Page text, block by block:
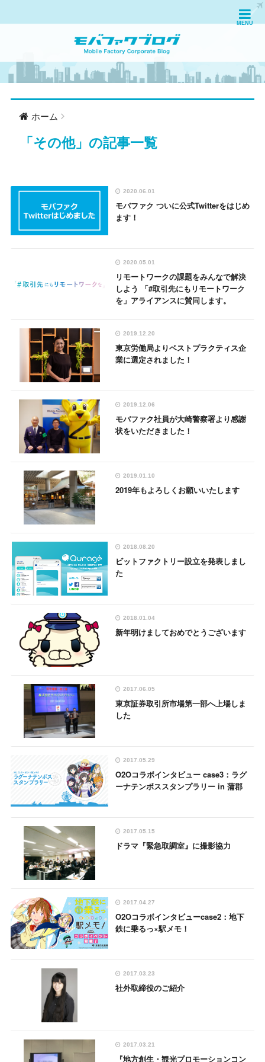
ホーム
「その他」の記事一覧
2020.06.01
モバファク ついに公式Twitterをはじめ
ます！
2020.05.01
リモートワークの課題をみんなで解決
しよう 「#取引先にもリモートワーク
を」アライアンスに賛同します。
2019.12.20
東京労働局よりベストプラクティス企
業に選定されました！
2019.12.06
モバファク社員が大崎警察署より感謝
状をいただきました！
2019.01.10
2019年もよろしくお願いいたします
2018.08.20
ビットファクトリー設立を発表しまし
た
2018.01.04
新年明けましておめでとうございます
2017.06.05
東京証券取引所市場第一部へ上場しま
した
2017.05.29
O2Oコラボインタビュー case3：ラグ
ーナテンボススタンプラリー in 蒲郡
2017.05.15
ドラマ『緊急取調室』に撮影協力
2017.04.27
O2Oコラボインタビューcase2：地下
鉄に乗るっ×駅メモ！
2017.03.23
社外取締役のご紹介
2017.03.21
『地方創生・観光プロモーションコン